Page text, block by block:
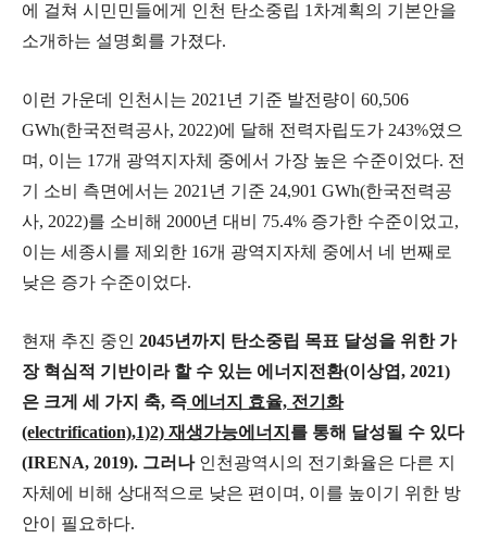
에 걸쳐 시민민들에게 인천 탄소중립 1차계획의 기본안을
소개하는 설명회를 가졌다.
이런 가운데 인천시는 2021년 기준 발전량이 60,506
GWh(한국전력공사, 2022)에 달해 전력자립도가 243%였으
며, 이는 17개 광역지자체 중에서 가장 높은 수준이었다. 전
기 소비 측면에서는 2021년 기준 24,901 GWh(한국전력공
사, 2022)를 소비해 2000년 대비 75.4% 증가한 수준이었고,
이는 세종시를 제외한 16개 광역지자체 중에서 네 번째로
낮은 증가 수준이었다.
현재 추진 중인 2045년까지 탄소중립 목표 달성을 위한 가
장 혁심적 기반이라 할 수 있는 에너지전환(이상엽, 2021)
은 크게 세 가지 축, 즉 에너지 효율, 전기화
(electrification),1)2) 재생가능에너지 를 통해 달성될 수 있다
(IRENA, 2019). 그러나 인천광역시의 전기화율은 다른 지
자체에 비해 상대적으로 낮은 편이며, 이를 높이기 위한 방
안이 필요하다.